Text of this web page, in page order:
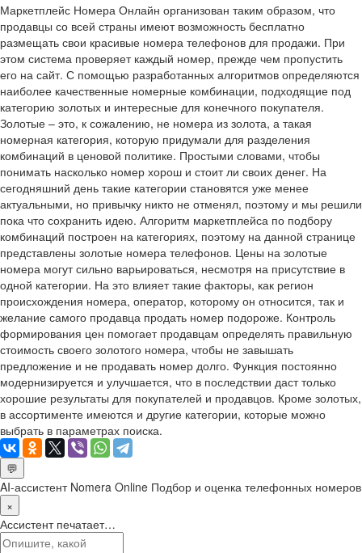
Маркетплейс Номера Онлайн организован таким образом, что
продавцы со всей страны имеют возможность бесплатно
размещать свои красивые номера телефонов для продажи. При
этом система проверяет каждый номер, прежде чем пропустить
его на сайт. С помощью разработанных алгоритмов определяются
наиболее качественные номерные комбинации, подходящие под
категорию золотых и интересные для конечного покупателя.
Золотые – это, к сожалению, не номера из золота, а такая
номерная категория, которую придумали для разделения
комбинаций в ценовой политике. Простыми словами, чтобы
понимать насколько номер хорош и стоит ли своих денег. На
сегодняшний день такие категории становятся уже менее
актуальными, но привычку никто не отменял, поэтому и мы решили
пока что сохранить идею. Алгоритм маркетплейса по подбору
комбинаций построен на категориях, поэтому на данной странице
представлены золотые номера телефонов. Цены на золотые
номера могут сильно варьироваться, несмотря на присутствие в
одной категории. На это влияет такие факторы, как регион
происхождения номера, оператор, которому он относится, так и
желание самого продавца продать номер подороже. Контроль
формирования цен помогает продавцам определять правильную
стоимость своего золотого номера, чтобы не завышать
предложение и не продавать номер долго. Функция постоянно
модернизируется и улучшается, что в последствии даст только
хорошие результаты для покупателей и продавцов. Кроме золотых,
в ассортименте имеются и другие категории, которые можно
выбрать в параметрах поиска.
💬
AI-ассистент Nomera Online Подбор и оценка телефонных номеров
×
Ассистент печатает…